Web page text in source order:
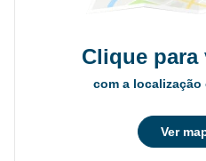
Clique para
com a
Ver